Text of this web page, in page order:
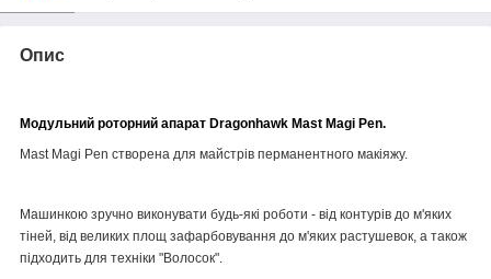
Опис
Модульний роторний апарат Dragonhawk Mast Magi Pen.
Mast Magi Pen створена для майстрів перманентного макіяжу.
Машинкою зручно виконувати будь-які роботи - від контурів до м'яких
тіней, від великих площ зафарбовування до м'яких растушевок, а також
підходить для техніки "Волосок".